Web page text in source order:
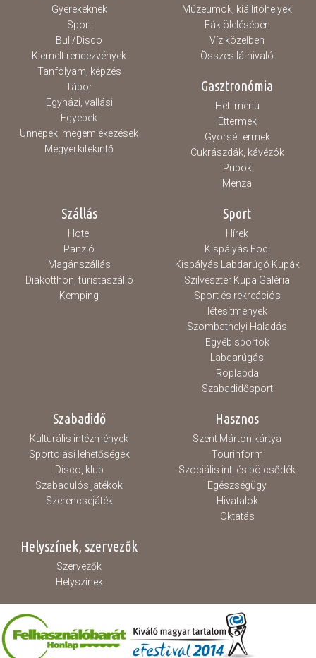
Gyerekeknek
Sport
Buli/Disco
Kiemelt rendezvények
Tanfolyam, képzés
Tábor
Egyházi, vallási
Egyebek
Ünnepek, megemlékezések
Megyei kitekintő
Múzeumok, kiállítóhelyek
Fák ölelésében
Víz közelben
Összes látnivaló
Gasztronómia
Heti menü
Éttermek
Gyorséttermek
Cukrászdák, kávézók
Pubok
Menza
Szállás
Hotel
Panzió
Magánszállás
Diákotthon, turistaszálló
Kemping
Sport
Hírek
Kispályás Foci
Kispályás Labdarúgó Kupák
Szilveszter Kupa Galéria
Sport és rekreációs
létesítmények
Szombathelyi Haladás
Egyéb sportok
Labdarúgás
Röplabda
Szabadidősport
Szabadidő
Kulturális intézmények
Sportolási lehetőségek
Disco, klub
Szabadulós játékok
Szerencsejáték
Hasznos
Szent Márton kártya
Tourinform
Szociális int. és bölcsődék
Egészségügy
Hivatalok
Oktatás
Helyszínek, szervezők
Szervezők
Helyszínek